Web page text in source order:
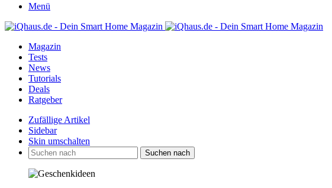
Menü
Magazin
Tests
News
Tutorials
Deals
Ratgeber
Zufällige Artikel
Sidebar
Skin umschalten
Suchen nach